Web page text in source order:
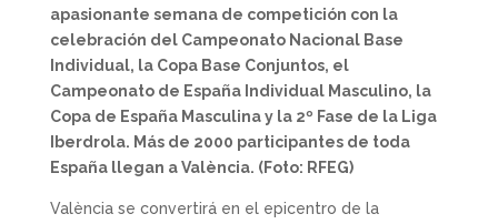
apasionante semana de competición con la
celebración del Campeonato Nacional Base
Individual, la Copa Base Conjuntos, el
Campeonato de España Individual Masculino, la
Copa de España Masculina y la 2º Fase de la Liga
Iberdrola. Más de 2000 participantes de toda
España llegan a València. (Foto: RFEG)
València se convertirá en el epicentro de la